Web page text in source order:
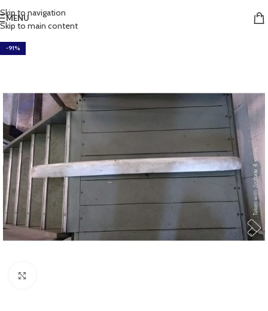
Skip to navigation
Skip to main content
MENU
-91%